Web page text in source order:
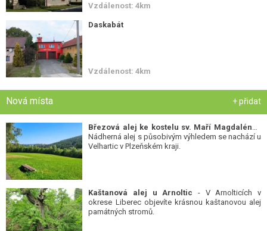
Vzdálenost: 4km
Daskabát
Vzdálenost: 4km
Nová místa + přidat
Nádherná alej s působivým výhledem se nachází u
Velhartic v Plzeňském kraji.
Kaštanová alej u Arnoltic - V Arnolticích v
okrese Liberec objevíte krásnou kaštanovou alej
památných stromů.